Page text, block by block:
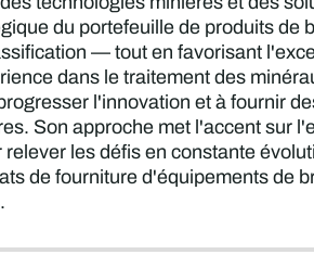
du portefeuille de produits
— tout en favorisant
dans le traitement des
l'innovation et à fournir
Son approche met l'accent sur
les défis en constante
de fourniture d'équipements de